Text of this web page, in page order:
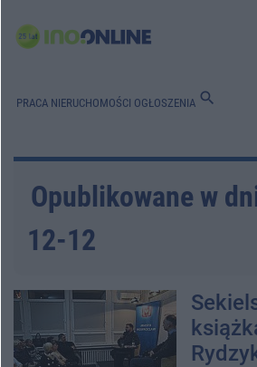
PRACA NIERUCHOMOŚCI OGŁOSZENIA search
Opublikowane w
12-12